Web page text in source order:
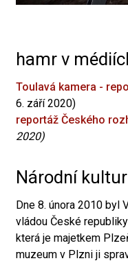
hamr v
Toulavá kamera -
6. září 2020)
reportáž Českého
2020)
Národní
Dne 8. února 2010 byl
vládou České
která je majetkem
muzeum v Plzni ji